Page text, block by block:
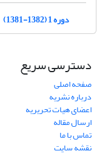
دوره 1 (1382-1381)
دسترسی سریع
صفحه اصلی
درباره نشریه
اعضای هیات تحریریه
ارسال مقاله
تماس با ما
نقشه سایت